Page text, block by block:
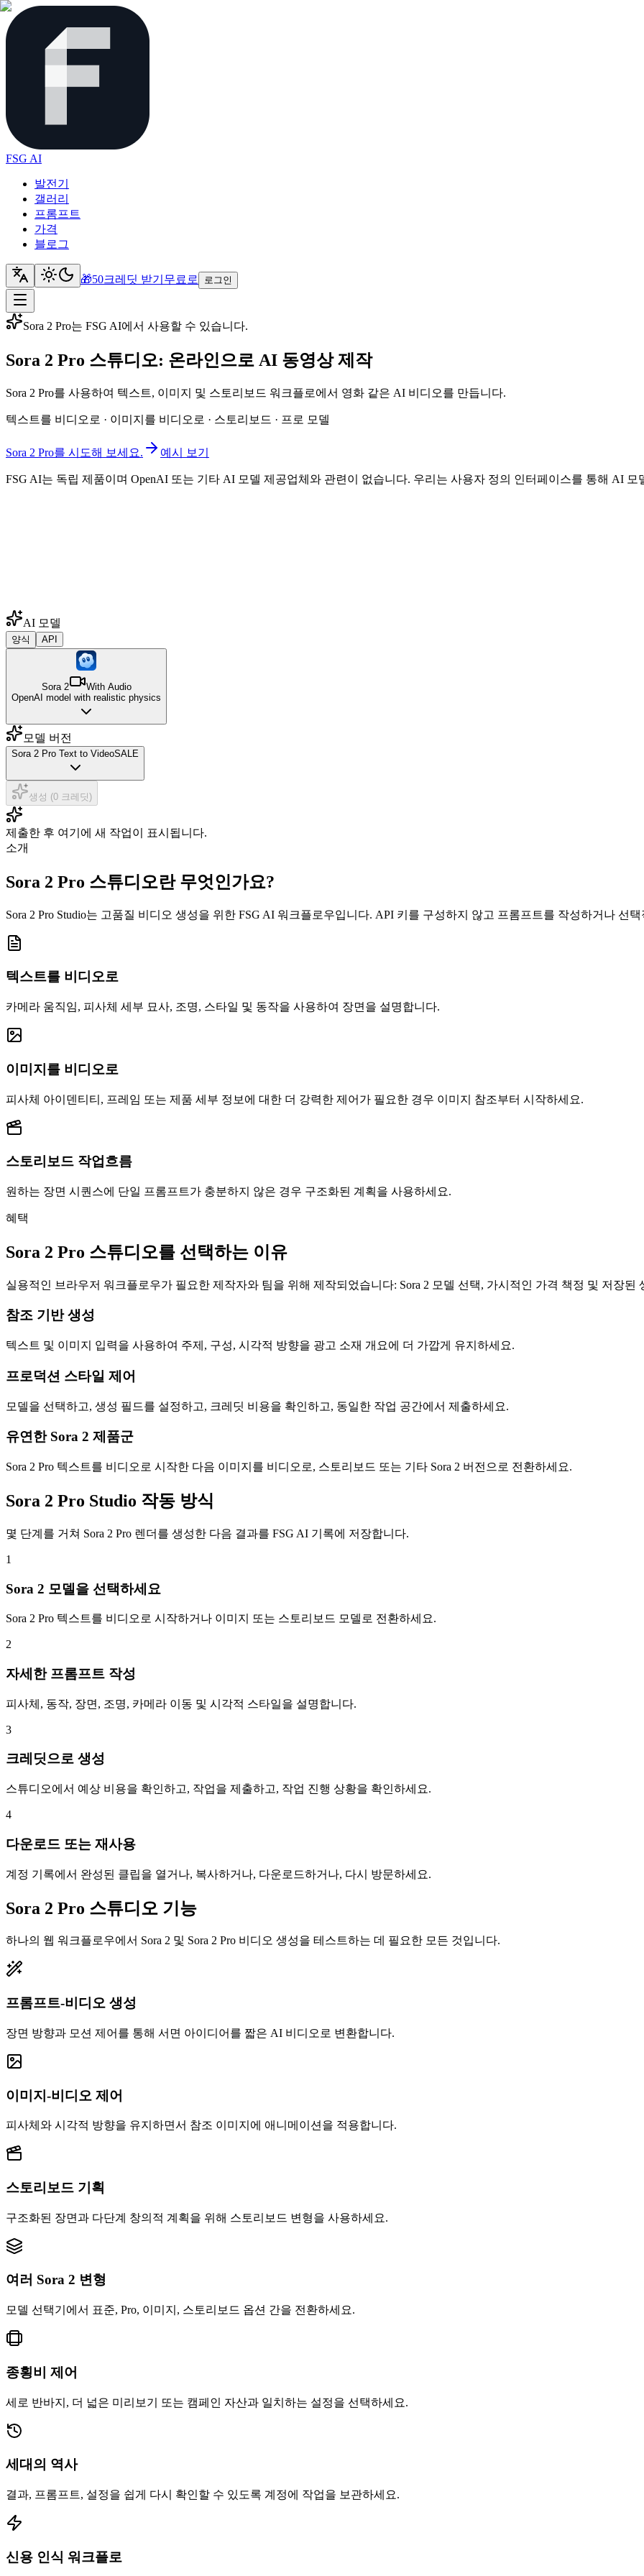
FSG AI
발전기
갤러리
프롬프트
가격
블로그
🎁50크레딧 받기 무료로 로그인
Sora 2 Pro는 FSG AI에서 사용할 수 있습니다.
Sora 2 Pro 스튜디오: 온라인으로 AI 동영상 제작
Sora 2 Pro를 사용하여 텍스트, 이미지 및 스토리보드 워크플로에서 영화 같은 AI 비디오를 만듭니다.
텍스트를 비디오로 · 이미지를 비디오로 · 스토리보드 · 프로 모델
Sora 2 Pro를 시도해 보세요. 예시 보기
FSG AI는 독립 제품이며 OpenAI 또는 기타 AI 모델 제공업체와 관련이 없습니다. 우리는 사용자 정의 인터페이스를 통해 AI 모
AI 모델
양식 API
Sora 2
With Audio
OpenAI model with realistic physics
모델 버전
Sora 2 Pro Text to VideoSALE
생성 (0 크레딧)
제출한 후 여기에 새 작업이 표시됩니다.
소개
Sora 2 Pro 스튜디오란 무엇인가요?
Sora 2 Pro Studio는 고품질 비디오 생성을 위한 FSG AI 워크플로우입니다. API 키를 구성하지 않고 프롬프트를 작성하거나 선
텍스트를 비디오로
카메라 움직임, 피사체 세부 묘사, 조명, 스타일 및 동작을 사용하여 장면을 설명합니다.
이미지를 비디오로
피사체 아이덴티티, 프레임 또는 제품 세부 정보에 대한 더 강력한 제어가 필요한 경우 이미지 참조부터 시작하세요.
스토리보드 작업흐름
원하는 장면 시퀀스에 단일 프롬프트가 충분하지 않은 경우 구조화된 계획을 사용하세요.
혜택
Sora 2 Pro 스튜디오를 선택하는 이유
실용적인 브라우저 워크플로우가 필요한 제작자와 팀을 위해 제작되었습니다: Sora 2 모델 선택, 가시적인 가격 책정 및 저장된
참조 기반 생성
텍스트 및 이미지 입력을 사용하여 주제, 구성, 시각적 방향을 광고 소재 개요에 더 가깝게 유지하세요.
프로덕션 스타일 제어
모델을 선택하고, 생성 필드를 설정하고, 크레딧 비용을 확인하고, 동일한 작업 공간에서 제출하세요.
유연한 Sora 2 제품군
Sora 2 Pro 텍스트를 비디오로 시작한 다음 이미지를 비디오로, 스토리보드 또는 기타 Sora 2 버전으로 전환하세요.
Sora 2 Pro Studio 작동 방식
몇 단계를 거쳐 Sora 2 Pro 렌더를 생성한 다음 결과를 FSG AI 기록에 저장합니다.
1
Sora 2 모델을 선택하세요
Sora 2 Pro 텍스트를 비디오로 시작하거나 이미지 또는 스토리보드 모델로 전환하세요.
2
자세한 프롬프트 작성
피사체, 동작, 장면, 조명, 카메라 이동 및 시각적 스타일을 설명합니다.
3
크레딧으로 생성
스튜디오에서 예상 비용을 확인하고, 작업을 제출하고, 작업 진행 상황을 확인하세요.
4
다운로드 또는 재사용
계정 기록에서 완성된 클립을 열거나, 복사하거나, 다운로드하거나, 다시 방문하세요.
Sora 2 Pro 스튜디오 기능
하나의 웹 워크플로우에서 Sora 2 및 Sora 2 Pro 비디오 생성을 테스트하는 데 필요한 모든 것입니다.
프롬프트-비디오 생성
장면 방향과 모션 제어를 통해 서면 아이디어를 짧은 AI 비디오로 변환합니다.
이미지-비디오 제어
피사체와 시각적 방향을 유지하면서 참조 이미지에 애니메이션을 적용합니다.
스토리보드 기획
구조화된 장면과 다단계 창의적 계획을 위해 스토리보드 변형을 사용하세요.
여러 Sora 2 변형
모델 선택기에서 표준, Pro, 이미지, 스토리보드 옵션 간을 전환하세요.
종횡비 제어
세로 반바지, 더 넓은 미리보기 또는 캠페인 자산과 일치하는 설정을 선택하세요.
세대의 역사
결과, 프롬프트, 설정을 쉽게 다시 확인할 수 있도록 계정에 작업을 보관하세요.
신용 인식 워크플로